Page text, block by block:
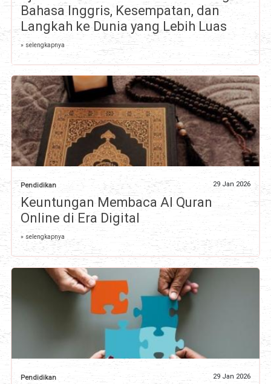
Bahasa Inggris, Kesempatan, dan
Langkah ke Dunia yang Lebih Luas
» selengkapnya
Pendidikan 29 Jan 2026
Keuntungan Membaca Al Quran
Online di Era Digital
» selengkapnya
Pendidikan 29 Jan 2026